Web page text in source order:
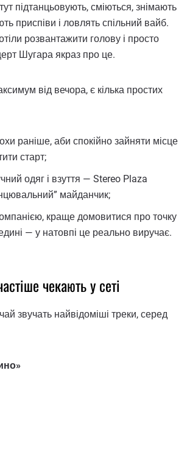
підтанцьовують, сміються, знімають
приспіви і ловлять спільний вайб.
розвантажити голову і просто
Шугара якраз про це.
від вечора, є кілька простих
раніше, аби спокійно зайняти місце
старт;
одяг і взуття — Stereo Plaza
майданчик;
краще домовитися про точку
— у натовпі це реально виручає.
чекають у сеті
звучать найвідоміші треки, серед